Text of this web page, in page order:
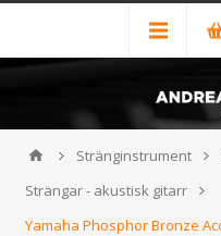
Stränginstrument
Strängar - akustisk gitarr
Yamaha Phosphor Bronze